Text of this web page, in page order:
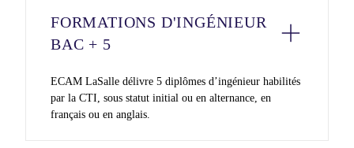
FORMATIONS D'INGÉNIEUR
BAC + 5
ECAM LaSalle délivre 5 diplômes d’ingénieur habilités
par la CTI, sous statut initial ou en alternance, en
français ou en anglais.